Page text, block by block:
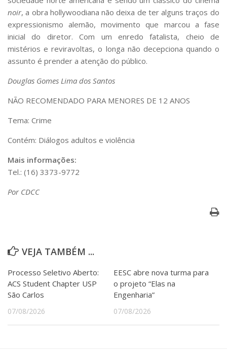
noir, a obra hollywoodiana não deixa de ter alguns traços do
expressionismo alemão, movimento que marcou a fase
inicial do diretor. Com um enredo fatalista, cheio de
mistérios e reviravoltas, o longa não decepciona quando o
assunto é prender a atenção do público.
Douglas Gomes Lima dos Santos
NÃO RECOMENDADO PARA MENORES DE 12 ANOS
Tema: Crime
Contém: Diálogos adultos e violência
Mais informações:
Tel.: (16) 3373-9772
Por CDCC
VEJA TAMBÉM ...
Processo Seletivo Aberto:
ACS Student Chapter USP
São Carlos
07/08/2026
EESC abre nova turma para
o projeto “Elas na
Engenharia”
07/08/2026